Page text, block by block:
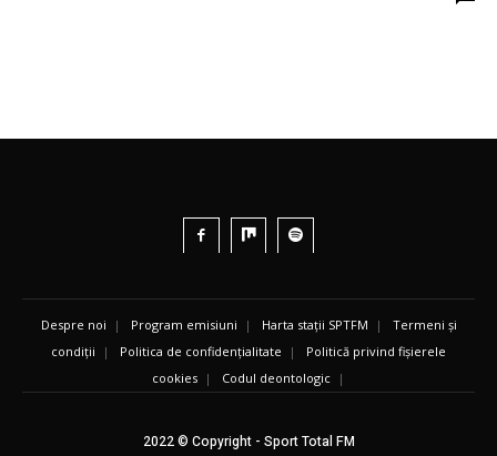
Despre noi | Program emisiuni | Harta stații SPTFM | Termeni și
condiții | Politica de confidențialitate | Politică privind fișierele
cookies | Codul deontologic |
2022 © Copyright - Sport Total FM